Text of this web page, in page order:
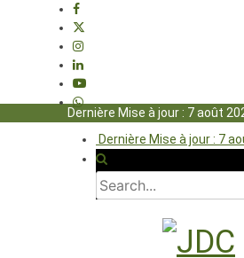
Dernière Mise à jour : 7
Dernière Mise à jour : 7 août